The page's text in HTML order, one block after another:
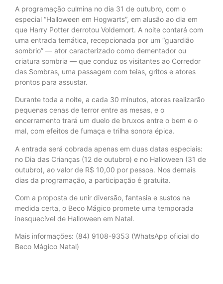
A programação culmina no dia 31 de outubro, com o
especial “Halloween em Hogwarts”, em alusão ao dia em
que Harry Potter derrotou Voldemort. A noite contará com
uma entrada temática, recepcionada por um “guardião
sombrio” — ator caracterizado como dementador ou
criatura sombria — que conduz os visitantes ao Corredor
das Sombras, uma passagem com teias, gritos e atores
prontos para assustar.
Durante toda a noite, a cada 30 minutos, atores realizarão
pequenas cenas de terror entre as mesas, e o
encerramento trará um duelo de bruxos entre o bem e o
mal, com efeitos de fumaça e trilha sonora épica.
A entrada será cobrada apenas em duas datas especiais:
no Dia das Crianças (12 de outubro) e no Halloween (31 de
outubro), ao valor de R$ 10,00 por pessoa. Nos demais
dias da programação, a participação é gratuita.
Com a proposta de unir diversão, fantasia e sustos na
medida certa, o Beco Mágico promete uma temporada
inesquecível de Halloween em Natal.
Mais informações: (84) 9108-9353 (WhatsApp oficial do
Beco Mágico Natal)